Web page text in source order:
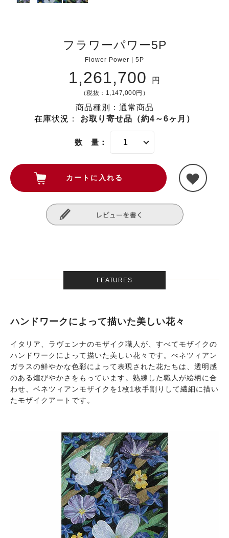
フラワーパワー5P
Flower Power | 5P
1,261,700 円
（税抜：1,147,000円）
商品種別：通常商品
在庫状況 ： お取り寄せ品（約4～6ヶ月）
数 量：
FEATURES
ハンドワークによって描いた美しい花々
イタリア、ラヴェンナのモザイク職人が、すべてモザイクの
ハンドワークによって描いた美しい花々です。べネツィアン
ガラスの鮮やかな色彩によって表現された花たちは、透明感
のある煌びやかさをもっています。熟練した職人が絵柄に合
わせ、ベネツィアンモザイクを1枚1枚手割りして繊細に描い
たモザイクアートです。